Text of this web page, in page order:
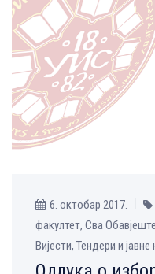
6. октобар 2017.
факултет, Сва
Вијести, Тендери и јавне